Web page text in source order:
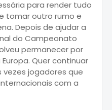
para render tudo
tomar outro rumo e
Depois de ajudar a
do Campeonato
permanecer por
Quer continuar
vezes jogadores que
com a